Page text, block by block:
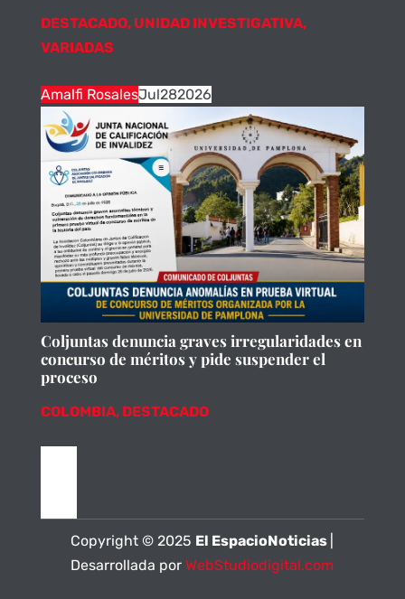
DESTACADO, UNIDAD INVESTIGATIVA,
VARIADAS
Amalfi RosalesJul282026
Coljuntas denuncia graves irregularidades en
concurso de méritos y pide suspender el
proceso
COLOMBIA, DESTACADO
Copyright © 2025 El EspacioNoticias
Desarrollada porWebStudiodigital.com